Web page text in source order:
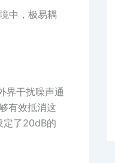
中，极易耦
界干扰噪声通
有效抵消这
定了20dB的